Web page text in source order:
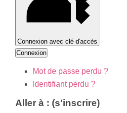
Connexion avec clé d'accès
Connexion
Mot de passe perdu ?
Identifiant perdu ?
Aller à : (s'inscrire)